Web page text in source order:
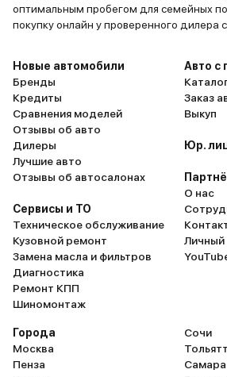
оптимальным пробегом для семейных
покупку онлайн у проверенного дилера
Новые автомобили
Бренды
Кредиты
Сравнения моделей
Отзывы об авто
Дилеры
Лучшие авто
Отзывы об автосалонах
Сервисы и ТО
Техническое обслуживание
Кузовной ремонт
Замена масла и фильтров
Диагностика
Ремонт КПП
Шиномонтаж
Авто с
Заказ
Выкуп
Юр.
О нас
Личный
Города
Москва
Пенза
Сочи
Самара